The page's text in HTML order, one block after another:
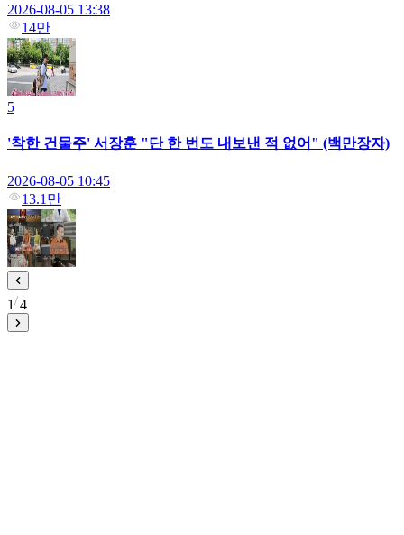
2026-08-05 13:38
14만
5
'착한 건물주' 서장훈 "단 한 번도 내보낸 적 없어" (백만장자)
2026-08-05 10:45
13.1만
1 4